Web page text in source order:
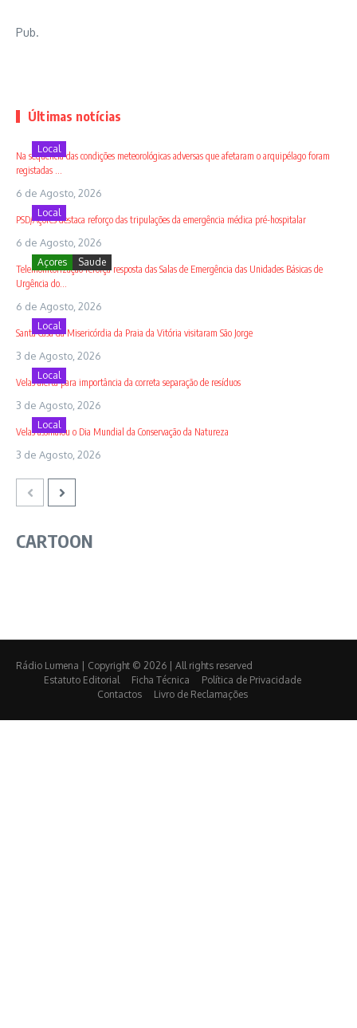
Pub.
Últimas notícias
Local
Na sequência das condições meteorológicas adversas que afetaram o arquipélago foram
registadas ...
6 de Agosto, 2026
Local
PSD/Açores destaca reforço das tripulações da emergência médica pré-hospitalar
6 de Agosto, 2026
Açores Saude
Telemonitorização reforça resposta das Salas de Emergência das Unidades Básicas de
Urgência do...
6 de Agosto, 2026
Local
Santa Casa da Misericórdia da Praia da Vitória visitaram São Jorge
3 de Agosto, 2026
Local
Velas alerta para importância da correta separação de resíduos
3 de Agosto, 2026
Local
Velas assinalou o Dia Mundial da Conservação da Natureza
3 de Agosto, 2026
CARTOON
Rádio Lumena | Copyright © 2026 | All rights reserved
Estatuto Editorial
Ficha Técnica
Política de Privacidade
Contactos
Livro de Reclamações